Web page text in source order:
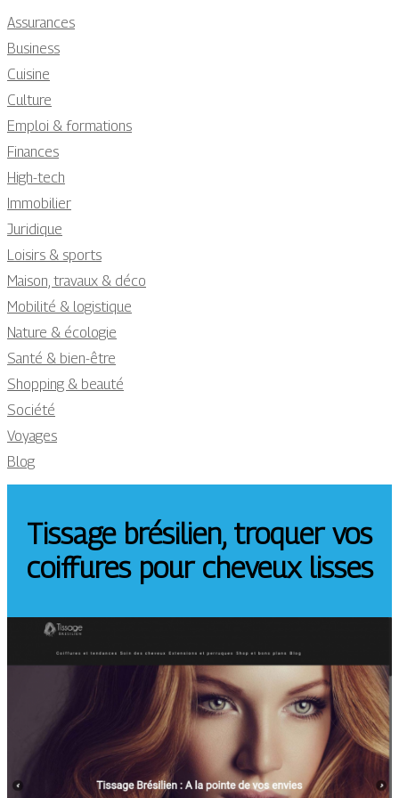
Assurances
Business
Cuisine
Culture
Emploi & formations
Finances
High-tech
Immobilier
Juridique
Loisirs & sports
Maison, travaux & déco
Mobilité & logistique
Nature & écologie
Santé & bien-être
Shopping & beauté
Société
Voyages
Blog
Tissage brésilien, troquer vos
coiffures pour cheveux lisses